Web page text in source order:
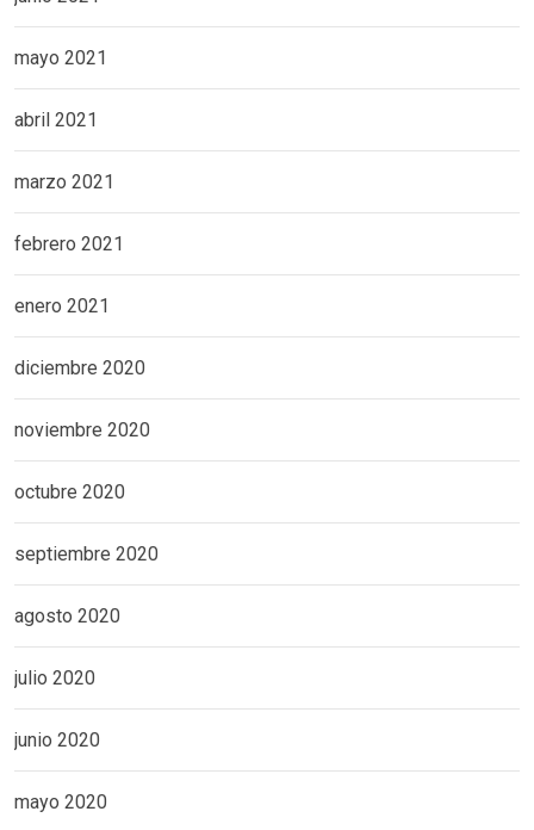
mayo 2021
abril 2021
marzo 2021
febrero 2021
enero 2021
diciembre 2020
noviembre 2020
octubre 2020
septiembre 2020
agosto 2020
julio 2020
junio 2020
mayo 2020